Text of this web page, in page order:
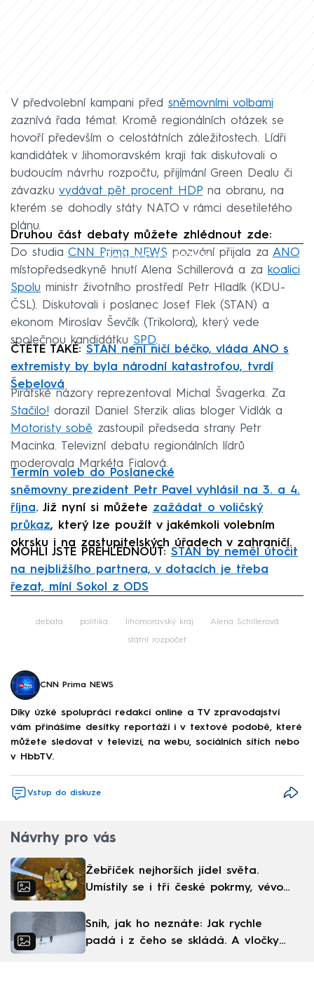
V předvolební kampani před sněmovními volbami
zaznívá řada témat. Kromě regionálních otázek se
hovoří především o celostátních záležitostech. Lídři
kandidátek v Jihomoravském kraji tak diskutovali o
budoucím návrhu rozpočtu, přijímání Green Dealu či
závazku vydávat pět procent HDP na obranu, na
kterém se dohodly státy NATO v rámci desetiletého
plánu.
Druhou část debaty můžete zhlédnout zde:
Failed to fetch
Do studia CNN Prima NEWS pozvání přijala za ANO
místopředsedkyně hnutí Alena Schillerová a za koalici
Spolu ministr životního prostředí Petr Hladík (KDU-
ČSL). Diskutovali i poslanec Josef Flek (STAN) a
ekonom Miroslav Ševčík (Trikolora), který vede
společnou kandidátku SPD.
ČTĚTE TAKÉ: STAN není ničí béčko, vláda ANO s
extremisty by byla národní katastrofou, tvrdí
Šebelová
Pirátské názory reprezentoval Michal Švagerka. Za
Stačilo! dorazil Daniel Sterzik alias bloger Vidlák a
Motoristy sobě zastoupil předseda strany Petr
Macinka. Televizní debatu regionálních lídrů
moderovala Markéta Fialová.
Termín voleb do Poslanecké
sněmovny prezident
Petr Pavel vyhlásil na 3. a 4.
října. Již nyní si můžete zažádat o voličský
průkaz, který lze použít v jakémkoli volebním
okrsku i na zastupitelských úřadech v zahraničí.
MOHLI JSTE PŘEHLÉDNOUT: STAN by neměl útočit
na nejbližšího partnera, v dotacích je třeba
řezat, míní Sokol z ODS
debata politika Jihomoravský kraj Alena Schillerová
státní rozpočet
CNN Prima NEWS
Díky úzké spolupráci redakcí online a TV zpravodajství
vám přinášíme desítky reportáží i v textové podobě, které
můžete sledovat v televizi, na webu, sociálních sítích nebo
v HbbTV.
Vstup do diskuze
Návrhy pro vás
Žebříček nejhorších jídel světa.
Umístily se i tři české pokrmy, vévodí
Sníh, jak ho neznáte: Jak rychle
padá i z čeho se skládá. A vločky